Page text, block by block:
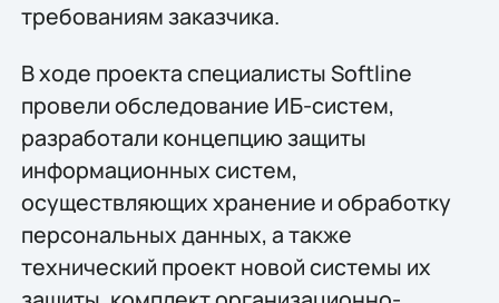
требованиям заказчика.
В ходе проекта специалисты Softline
провели обследование ИБ-систем,
разработали концепцию защиты
информационных систем,
осуществляющих хранение и обработку
персональных данных, а также
технический проект новой системы их